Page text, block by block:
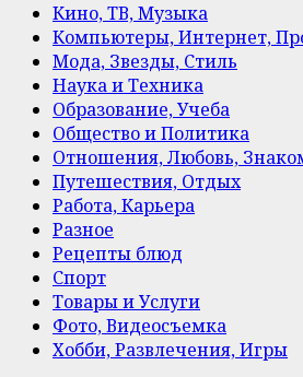
Кино, ТВ, Музыка
Компьютеры, Интернет,
Мода, Звезды, Стиль
Наука и Техника
Образование, Учеба
Общество и Политика
Отношения, Любовь,
Путешествия, Отдых
Работа, Карьера
Разное
Рецепты блюд
Спорт
Товары и Услуги
Фото, Видеосъемка
Хобби, Развлечения, Игры